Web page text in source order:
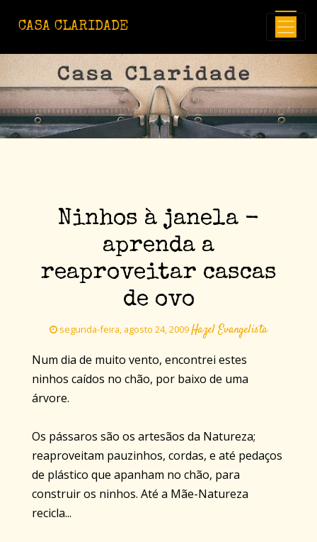
CASA CLARIDADE
Ninhos à janela -
aprenda a
reaproveitar cascas
de ovo
segunda-feira, agosto 24, 2009Hazel Evangelista
Num dia de muito vento, encontrei estes
ninhos caídos no chão, por baixo de uma
árvore.
Os pássaros são os artesãos da Natureza;
reaproveitam pauzinhos, cordas, e até pedaços
de plástico que apanham no chão, para
construir os ninhos. Até a Mãe-Natureza
recicla...